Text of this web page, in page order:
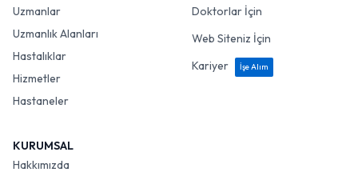
Uzmanlar
Uzmanlık Alanları
Hastalıklar
Hizmetler
Hastaneler
Doktorlar İçin
Web Siteniz İçin
Kariyer
İşe Alım
KURUMSAL
Hakkımızda